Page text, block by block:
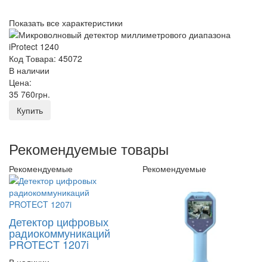
Показать все характеристики
Код Товара: 45072
В наличии
Цена:
35 760грн.
Купить
Рекомендуемые товары
Рекомендуемые
Детектор цифровых
радиокоммуникаций
PROTECT 1207i
Рекомендуемые